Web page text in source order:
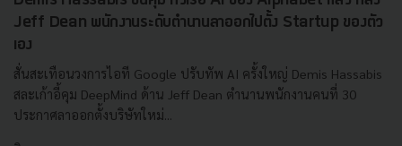
Jeff Dean พนักงานระดับตำนานลาออกไปตั้ง Startup ของตัว
เอง
สั่นสะเทือนวงการไอที Google ปรับทัพ AI ครั้งใหญ่ Demis Hassabis
สละเก้าอี้คุม DeepMind ด้าน Jeff Dean ตำนานพนักงานคนที่ 30
ประกาศลาออกตั้งบริษัทใหม่...